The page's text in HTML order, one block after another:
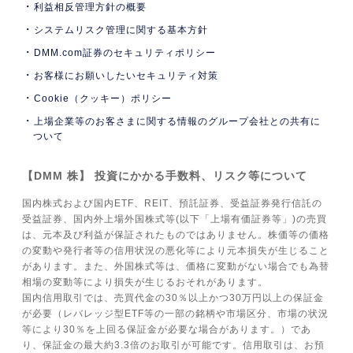
利益相反管理方針の概要
システムリスク管理に関する基本方針
DMM.com証券のセキュリティポリシー
お客様にお願いしたいセキュリティ対策
Cookie（クッキー）ポリシー
上場企業等のお客さまに関する情報のグループ会社との共有に
ついて
【DMM 株】 投資にかかる手数料、リスク等について
国内株式および国内ETF、REIT、預託証券、受益証券発行信託の
受益証券、国内外上場外国株式等(以下「上場有価証券等」)の売買
は、元本及び利益が保証されたものではありません。株価等の価格
の変動や発行者等の信用状況の悪化等により元本損失が生じること
があります。また、外国株式等は、価格に変動がない場合でも為替
相場の変動等により損失が生じるおそれがあります。
国内信用取引では、売買代金の30％以上かつ30万円以上の保証金
が必要（レバレッジ型ETF等の一部の銘柄や市場区分、市場の状況
等により30％を上回る保証金が必要な場合があります。）であ
り、保証金の最大約3.3倍のお取引が可能です。信用取引は、お預